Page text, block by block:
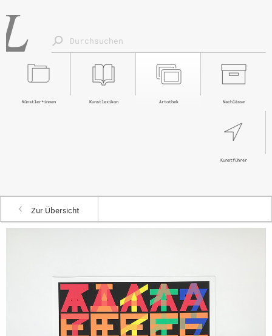
Nachlässe
Artothek
Kunstlexikon
Künstler*innen
Kunstführer
Zur Übersicht